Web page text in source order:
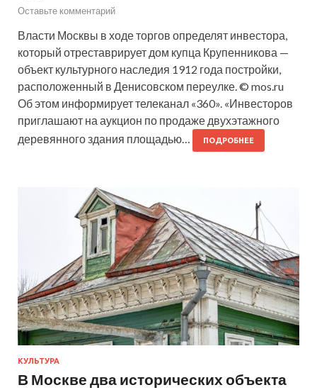
Оставьте комментарий
Власти Москвы в ходе торгов определят инвестора,
который отреставрирует дом купца Крупенникова —
объект культурного наследия 1912 года постройки,
расположенный в Денисовском переулке. © mos.ru
Об этом информирует телеканал «360». «Инвесторов
приглашают на аукцион по продаже двухэтажного
деревянного здания площадью…
ПОДРОБНЕЕ
КУЛЬТУРА
В Москве два исторических объекта